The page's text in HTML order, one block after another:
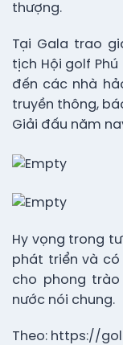
thượng.
Tại Gala trao
tịch Hội golf
đến các nhà
truyền thông,
Giải đấu năm
Hy vọng trong
phát triển và
cho phong
nước nói chung.
Theo: https://